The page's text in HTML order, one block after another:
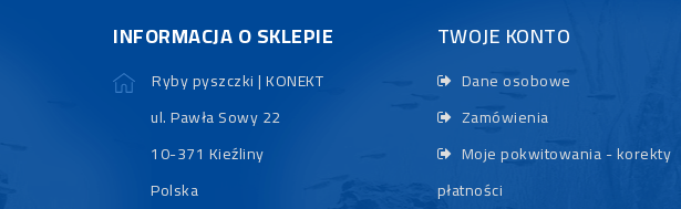
INFORMACJA O SKLEPIE
Ryby pyszczki | KONEKT
ul. Pawła Sowy 22
10-371 Kieźliny
Polska
TWOJE KONTO
Dane osobowe
Zamówienia
Moje pokwitowania - korekty
płatności